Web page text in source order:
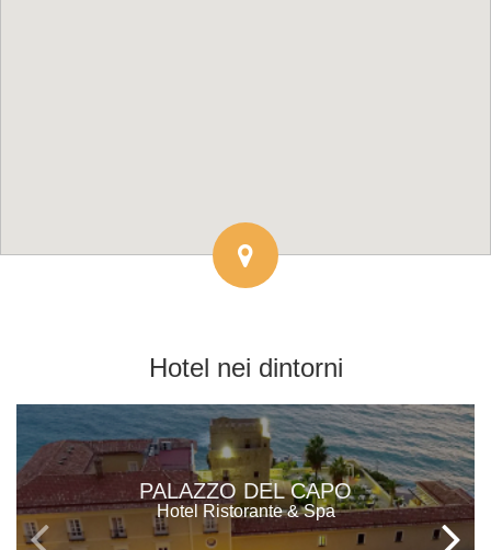
Hotel nei dintorni
PALAZZO DEL CAPO
Hotel Ristorante & Spa